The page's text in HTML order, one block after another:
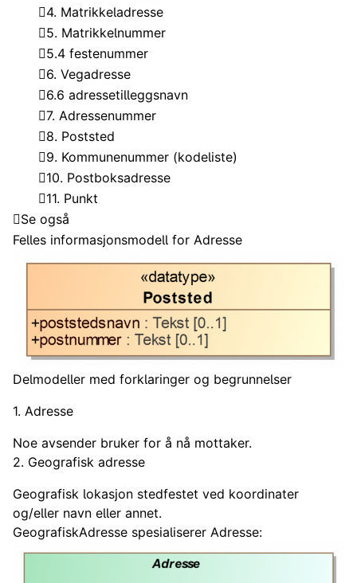
4. Matrikkeladresse
5. Matrikkelnummer
5.4 festenummer
6. Vegadresse
6.6 adressetilleggsnavn
7. Adressenummer
8. Poststed
9. Kommunenummer (kodeliste)
10. Postboksadresse
11. Punkt
Se også
Felles informasjonsmodell for Adresse
Delmodeller med forklaringer og begrunnelser
1. Adresse
Noe avsender bruker for å nå mottaker.
2. Geografisk adresse
Geografisk lokasjon stedfestet ved koordinater
og/eller navn eller annet.
GeografiskAdresse spesialiserer Adresse: